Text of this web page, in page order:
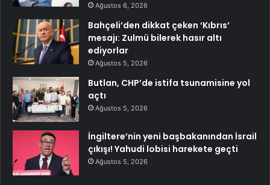
Ağustos 6, 2026
Bahçeli’den dikkat çeken ‘Kıbrıs’
mesajı: Zulmü bilerek hasır altı
ediyorlar
Ağustos 5, 2026
Butlan, CHP’de istifa tsunamisine yol
açtı
Ağustos 5, 2026
İngiltere’nin yeni başbakanından İsrail
çıkışı! Yahudi lobisi harekete geçti
Ağustos 5, 2026